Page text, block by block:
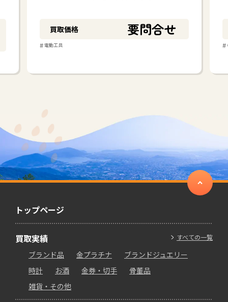
買取価格 要問合せ
#電動工具 #
トップページ
すべての一覧
買取実績
ブランド品 金プラチナ
ブランドジュエリー
時計
お酒 金券・切手
骨董品
雑貨・その他